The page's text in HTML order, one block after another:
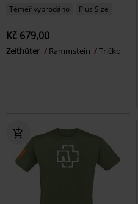
Téměř vyprodáno Plus Size
Kč 679,00
Zeithüter Rammstein Tričko